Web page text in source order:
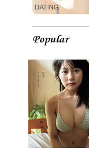
DATING
Popular